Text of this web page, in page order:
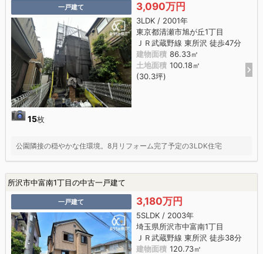
一戸建て
15枚
3,090万円
3LDK / 2001年
東京都清瀬市旭が丘1丁目
ＪＲ武蔵野線 東所沢 徒歩47分
建物面積 86.33㎡
土地面積 100.18㎡
(30.3坪)
公園隣接の穏やかな住環境。8月リフォーム完了予定の3LDK住宅
所沢市中富南1丁目の中古一戸建て
一戸建て 3,180万円
5SLDK / 2003年
埼玉県所沢市中富南1丁目
ＪＲ武蔵野線 東所沢 徒歩38分
建物面積 120.73㎡